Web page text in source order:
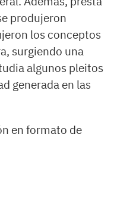
produjeron
los conceptos
surgiendo una
algunos pleitos
generada en las
en formato de